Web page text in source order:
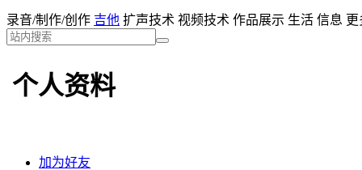
录音/制作/创作 吉他 扩声技术 视频技术 作品展示 生活 信息 更
个人资料
加为好友